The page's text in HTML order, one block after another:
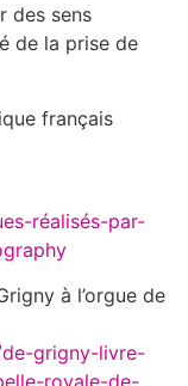
des sens
de la prise de
français
réalisés-par-
à l’orgue de
grigny-livre-